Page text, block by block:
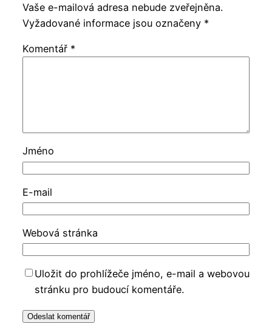
Vaše e-mailová adresa nebude zveřejněna.
Vyžadované informace jsou označeny *
Komentář *
Jméno
E-mail
Webová stránka
Uložit do prohlížeče jméno, e-mail a webovou
stránku pro budoucí komentáře.